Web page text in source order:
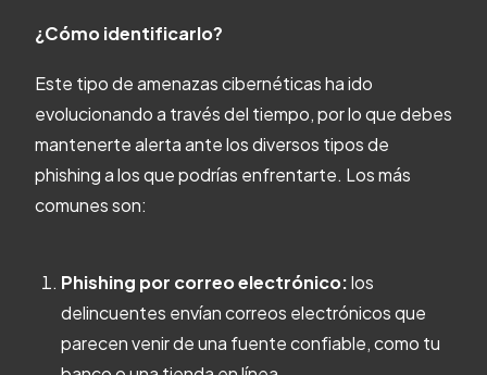
¿Cómo identificarlo?
Este tipo de amenazas cibernéticas ha ido
evolucionando a través del tiempo, por lo que debes
mantenerte alerta ante los diversos tipos de
phishing a los que podrías enfrentarte. Los más
comunes son:
Phishing por correo electrónico:los
delincuentes envían correos electrónicos que
parecen venir de una fuente confiable, como tu